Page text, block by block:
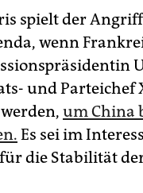
spielt der
wenn
und
um China
Es sei im
die Stabilität